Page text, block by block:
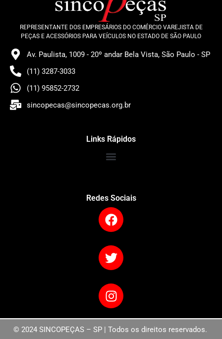
REPRESENTANTE DOS EMPRESÁRIOS DO COMÉRCIO VAREJISTA DE
PEÇAS E ACESSÓRIOS PARA VEÍCULOS NO ESTADO DE SÃO PAULO
Av. Paulista, 1009 - 20º andar Bela Vista, São Paulo - SP
(11) 3287-3033
(11) 95852-2732
sincopecas@sincopecas.org.br
Links Rápidos
Redes Sociais
© 2024 SINCOPEÇAS – SP | Todos os direitos reservados.